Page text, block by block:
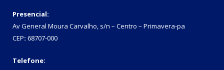
Presencial:
Av General Moura Carvalho, s/n – Centro – Primavera-pa
CEP: 68707-000
Telefone: